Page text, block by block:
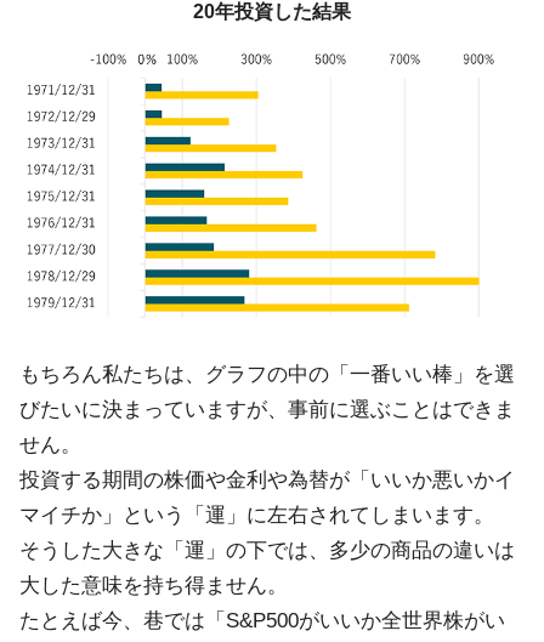
20年投資した結果
もちろん私たちは、グラフの中の「一番いい棒」を選
びたいに決まっていますが、事前に選ぶことはできま
せん。
投資する期間の株価や金利や為替が「いいか悪いかイ
マイチか」という「運」に左右されてしまいます。
そうした大きな「運」の下では、多少の商品の違いは
大した意味を持ち得ません。
たとえば今、巷では「S&P500がいいか全世界株がい